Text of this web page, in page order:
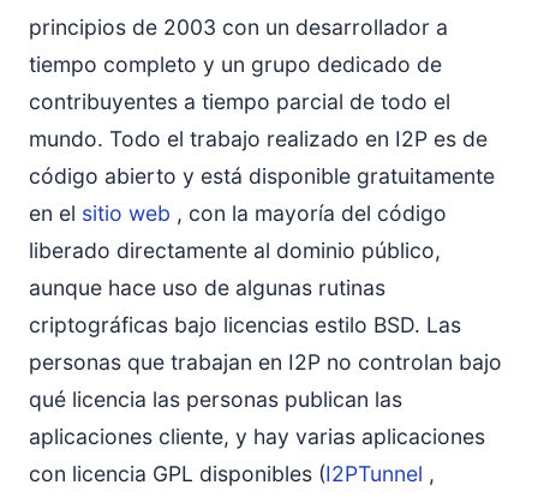
principios de 2003 con un desarrollador a
tiempo completo y un grupo dedicado de
contribuyentes a tiempo parcial de todo el
mundo. Todo el trabajo realizado en I2P es de
código abierto y está disponible gratuitamente
en el sitio web , con la mayoría del código
liberado directamente al dominio público,
aunque hace uso de algunas rutinas
criptográficas bajo licencias estilo BSD. Las
personas que trabajan en I2P no controlan bajo
qué licencia las personas publican las
aplicaciones cliente, y hay varias aplicaciones
con licencia GPL disponibles (I2PTunnel ,